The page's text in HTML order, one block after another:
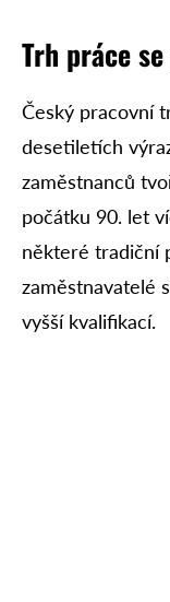
Trh práce
Český pracovní
desetiletích
zaměstnanců
počátku 90. let
některé tradiční
zaměstnavatelé
vyšší kvalifikací.